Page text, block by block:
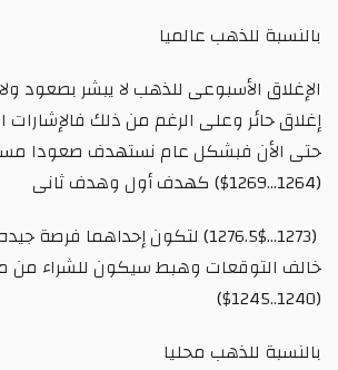
بالنسبة للذهب عالميا
الإغلاق الأسبوعى للذهب لا يبشر بصعود
إغلاق حائر وعلى الرغم من ذلك فالإشارات
حتى الأن فبشكل عام نستهدف صعودا
(1264...1269$) كهدف أول وهدف ثانى
(1273...1276.5$) لتكون إحداهما
خالف التوقعات وهبط سيكون للشراء من
(1240..1245$)
بالنسبة للذهب محليا